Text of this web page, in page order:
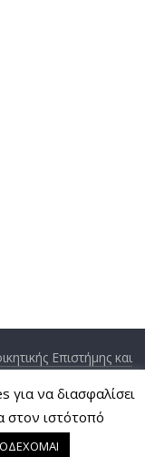
Επιστήμης και
με
για να διασφαλίσει
στον ιστότοπό